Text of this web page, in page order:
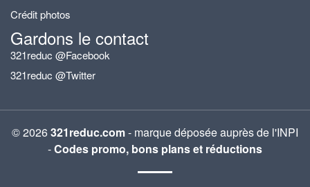
Crédit photos
Gardons le contact
321reduc @Facebook
321reduc @Twitter
© 2026321reduc.com- marque déposée auprès de l'INPI
-Codes promo, bons plans et réductions